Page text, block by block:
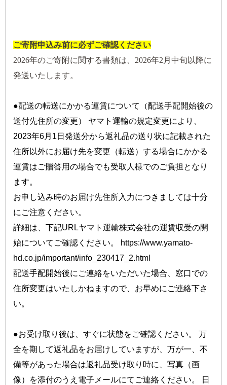
ご寄附申込み前に必ずご確認ください
2026年のご寄附に関する書類は、2026年2月中旬以降に
発送いたします。
●配送の転送にかかる運賃について（配送手配開始後の
送付先住所の変更） ヤマト運輸の規定変更により、
2023年6月1日発送分から返礼品の送り状に記載された
住所以外にお届け先を変更（転送）する場合にかかる
運賃はご贈答用の場合でも受取人様でのご負担となり
ます。
お申し込み時のお届け先住所入力につきましては十分
にご注意ください。
詳細は、下記URLヤマト運輸株式会社の運賃収受の開
始についてご確認ください。
https://www.yamato-
hd.co.jp/important/info_230417_2.html
配送手配開始後にご連絡をいただいた場合、窓口での
住所変更はいたしかねますので、お早めにご連絡下さ
い。
●お受け取り後は、すぐに状態をご確認ください。 万
全を期して返礼品をお届けしていますが、万が一、不
備等があった場合は返礼品受け取り時に、写真（画
像）を添付のうえ電子メールにてご連絡ください。 日